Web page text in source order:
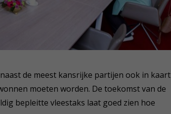
de meest kansrijke partijen ook in kaart
moeten worden. De toekomst van de
bepleitte vleestaks laat goed zien hoe